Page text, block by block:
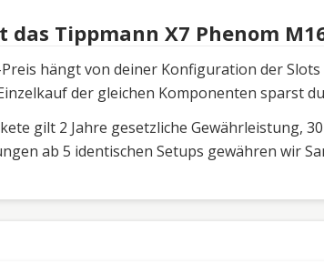
das Tippmann X7 Phenom
hängt von deiner Konfiguration der
der gleichen Komponenten sparst
gilt 2 Jahre gesetzliche Gewährleistung,
ab 5 identischen Setups gewähren wir